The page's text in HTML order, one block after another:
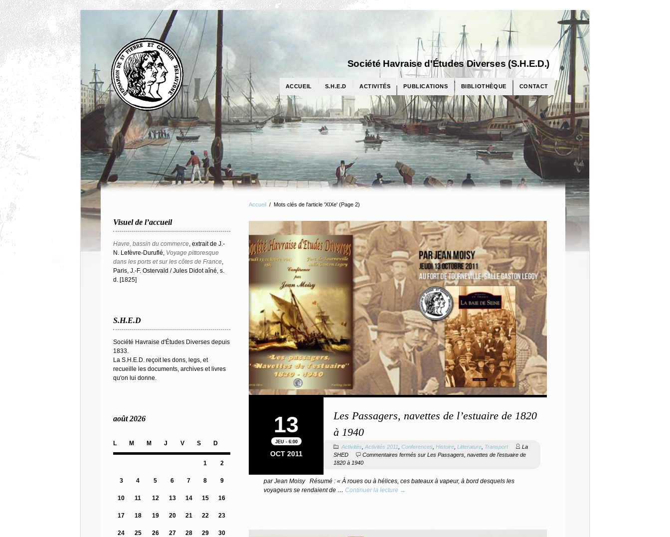
Société Havraise d'Études Diverses (S.H.E.D.)
ACCUEIL S.H.E.D ACTIVITÉS PUBLICATIONS BIBLIOTHÈQUE CONTACT
Accueil / Mots clés de l'article 'XIXe' (Page 2)
13
JEU - 6:00
OCT 2011
Les Passagers, navettes de l’estuaire de 1820
à 1940
Activités Activités 2011 Conferences Histoire Litterature Transport
La
SHED
Commentaires fermés sur Les Passagers, navettes de l’estuaire de
1820 à 1940
par Jean Moisy Résumé : « À roues ou à hélices, ces bateaux à vapeur, à bord desquels les
voyageurs se rendaient de … Continuer la lecture →
Visuel de l’accueil
Havre, bassin du commerce, extrait de J.-
N. Lefèvre-Duruflé, Voyage pittoresque
dans les ports et sur les côtes de France,
Paris, J.-F. Ostervald / Jules Didot aîné, s.
d. [1825]
S.H.E.D
Société Havraise d'Études Diverses depuis
1833.
La S.H.E.D. reçoit les dons, legs, et
recueille les documents, archives et livres
qu'on lui donne.
août 2026
L M M J V S D
1 2
3 4 5 6 7 8 9
10 11 12 13 14 15 16
17 18 19 20 21 22 23
24 25 26 27 28 29 30